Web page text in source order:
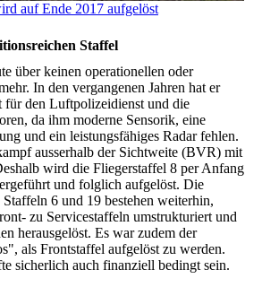
auf Ende 2017 aufgelöst
Staffel
über keinen operationellen oder
In den vergangenen Jahren hat er
für den Luftpolizeidienst und die
da ihm moderne Sensorik, eine
und ein leistungsfähiges Radar fehlen.
ausserhalb der Sichtweite (BVR) mit
wird die Fliegerstaffel 8 per Anfang
und folglich aufgelöst. Die
6 und 19 bestehen weiterhin,
zu Servicestaffeln umstrukturiert und
herausgelöst. Es war zudem der
als Frontstaffel aufgelöst zu werden.
sicherlich auch finanziell bedingt sein.